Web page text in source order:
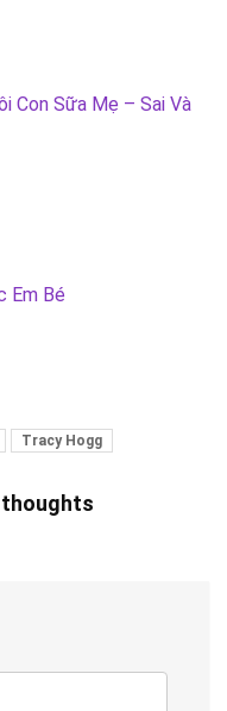
Con Sữa Mẹ – Sai Và
Em Bé
Tracy Hogg
thoughts